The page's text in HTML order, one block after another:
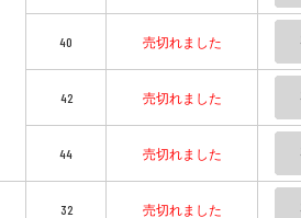
40 売切れました
42 売切れました
44 売切れました
32 売切れました